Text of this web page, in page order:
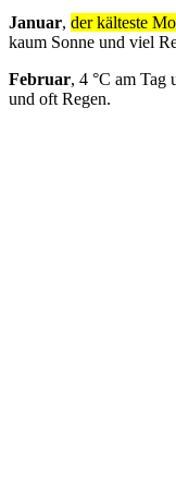
Januar, der kälteste
kaum Sonne und viel
Februar, 4 °C am Tag
und oft Regen.